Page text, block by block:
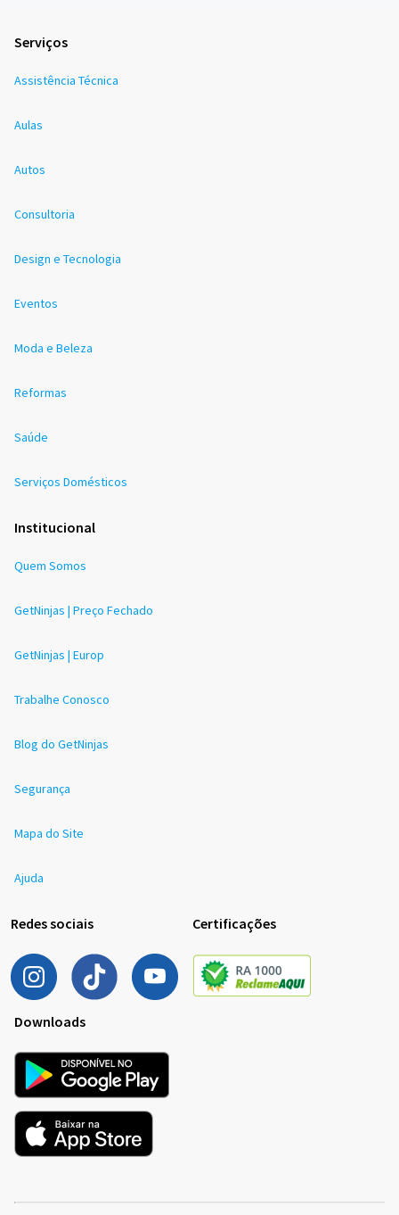
Serviços
Assistência Técnica
Aulas
Autos
Consultoria
Design e Tecnologia
Eventos
Moda e Beleza
Reformas
Saúde
Serviços Domésticos
Institucional
Quem Somos
GetNinjas | Preço Fechado
GetNinjas | Europ
Trabalhe Conosco
Blog do GetNinjas
Segurança
Mapa do Site
Ajuda
Redes sociais Certificações
Downloads